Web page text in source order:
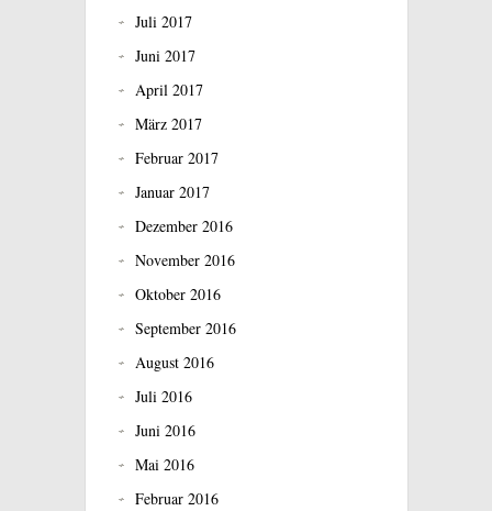
Juli 2017
Juni 2017
April 2017
März 2017
Februar 2017
Januar 2017
Dezember 2016
November 2016
Oktober 2016
September 2016
August 2016
Juli 2016
Juni 2016
Mai 2016
Februar 2016